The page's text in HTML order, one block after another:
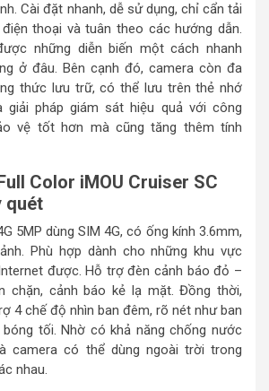
Cài đặt nhanh, dễ sử dụng, chỉ cẩn tải
thoại và tuân theo các hướng dẫn.
những diễn biến một cách nhanh
ở đâu. Bên cạnh đó, camera còn đa
thức lưu trữ, có thể lưu trên thẻ nhớ
giải pháp giám sát hiệu quả với công
vệ tốt hơn mà cũng tăng thêm tính
Color iMOU Cruiser SC
quét
5MP dùng SIM 4G, có ống kính 3.6mm,
Phù hợp dành cho những khu vực
được. Hỗ trợ đèn cảnh báo đỏ –
chặn, cảnh báo kẻ lạ mặt. Đồng thời,
4 chế độ nhìn ban đêm, rõ nét như ban
tối. Nhờ có khả năng chống nước
camera có thể dùng ngoài trời trong
nhau.